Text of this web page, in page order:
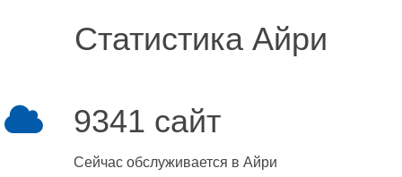
Статистика Айри
9341 сайт
Сейчас обслуживается в Айри